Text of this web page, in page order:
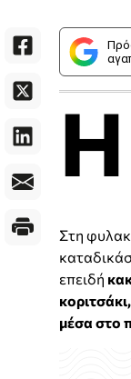
Η
Στη
επειδή
μέσα στο